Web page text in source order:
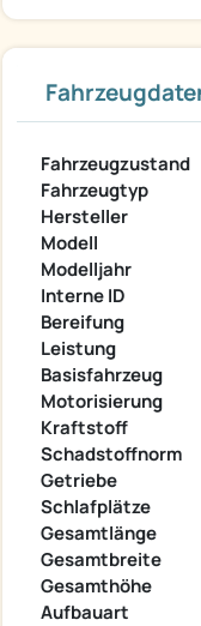
Fahrzeugzustand
Fahrzeugtyp
Hersteller
Modell
Modelljahr
Interne ID
Bereifung
Leistung
Basisfahrzeug
Motorisierung
Kraftstoff
Schadstoffnorm
Getriebe
Schlafplätze
Gesamtlänge
Gesamtbreite
Gesamthöhe
Aufbauart